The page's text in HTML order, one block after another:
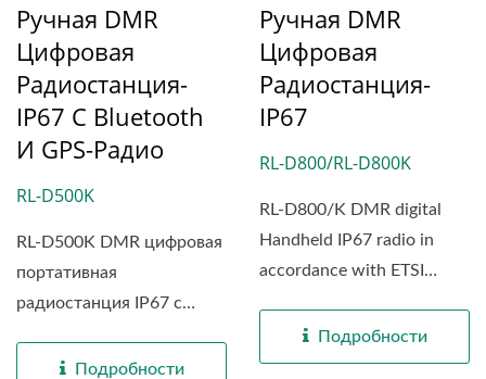
Ручная DMR
Цифровая
Радиостанция-
IP67 С Bluetooth
И GPS-Радио
RL-D500K
RL-D500K DMR цифровая
портативная
радиостанция IP67 с
Подробности
Ручная DMR
Цифровая
Радиостанция-
IP67
RL-D800/RL-D800K
RL-D800/K DMR digital
Handheld IP67 radio in
accordance with ETSI
combining...Подробности